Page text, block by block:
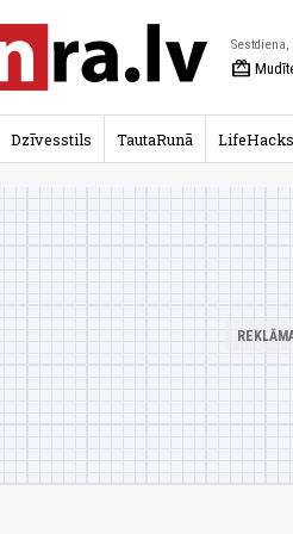
redeem
Dzīvesstils TautaRunā LifeHacks